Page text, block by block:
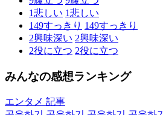
1悲しい 1悲しい
149すっきり 149すっきり
2興味深い 2興味深い
2役に立つ 2役に立つ
みんなの感想ランキング
エンタメ 記事